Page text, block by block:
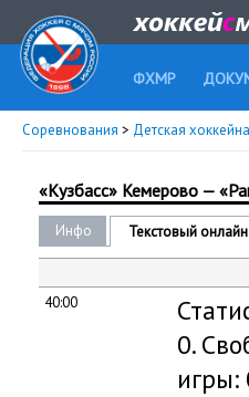
ФХМР
Соревнования > Детская
«Кузбасс» Кемерово —
Инфо Текстовый онлайн
40:00
0.